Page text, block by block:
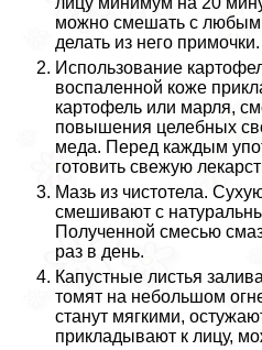
можно смешать с любым
делать из него примочки.
Использование
воспаленной коже
картофель или марля,
повышения целебных
меда. Перед каждым
готовить свежую
Мазь из чистотела.
смешивают с
Полученной смесью
раз в день.
Капустные листья
томят на небольшом
станут мягкими,
прикладывают к лицу,